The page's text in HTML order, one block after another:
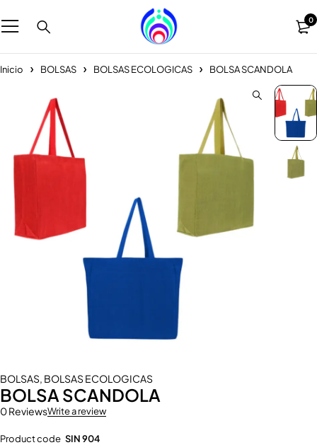
0
Inicio BOLSAS BOLSAS ECOLOGICAS BOLSA SCANDOLA
BOLSAS, BOLSAS ECOLOGICAS
BOLSA SCANDOLA
0 ReviewsWrite a review
Product code SIN 904